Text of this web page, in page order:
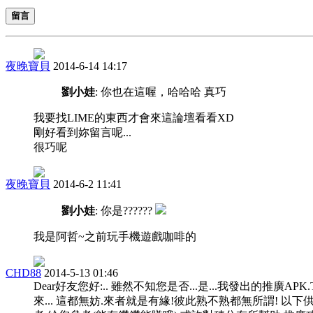
留言
夜晚寶貝 2014-6-14 14:17
劉小娃: 你也在這喔，哈哈哈 真巧
我要找LIME的東西才會來這論壇看看XD
剛好看到妳留言呢...
很巧呢
夜晚寶貝 2014-6-2 11:41
劉小娃: 你是??????
我是阿哲~之前玩手機遊戲咖啡的
CHD88 2014-5-13 01:46
Dear好友您好:.. 雖然不知您是否...是...我發出的推廣
來... 這都無妨.來者就是有緣!彼此熟不熟都無所謂! 以下